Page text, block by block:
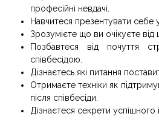
професійні невдачі.
Навчитеся презентувати себе
Зрозумієте що ви очікуєте від
Позбавтеся від почуття
співбесідою.
Дізнаєтесь які питання
Отримаєте техніки як
після співбесіди.
Дізнаєтеся секрети успішного